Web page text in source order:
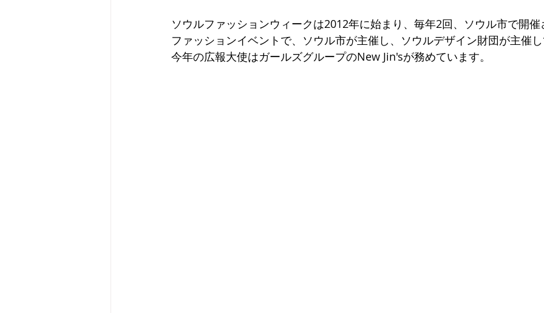
ソウルファッションウィークは2012年に始まり、毎年2回、ソウル市で開
ファッションイベントで、ソウル市が主催し、ソウルデザイン財団が主催し
今年の広報大使はガールズグループのNew Jin'sが務めています。